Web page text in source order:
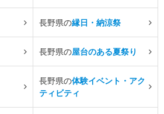
長野県の縁日・納涼祭
長野県の屋台のある夏祭り
長野県の体験イベント・アク
ティビティ